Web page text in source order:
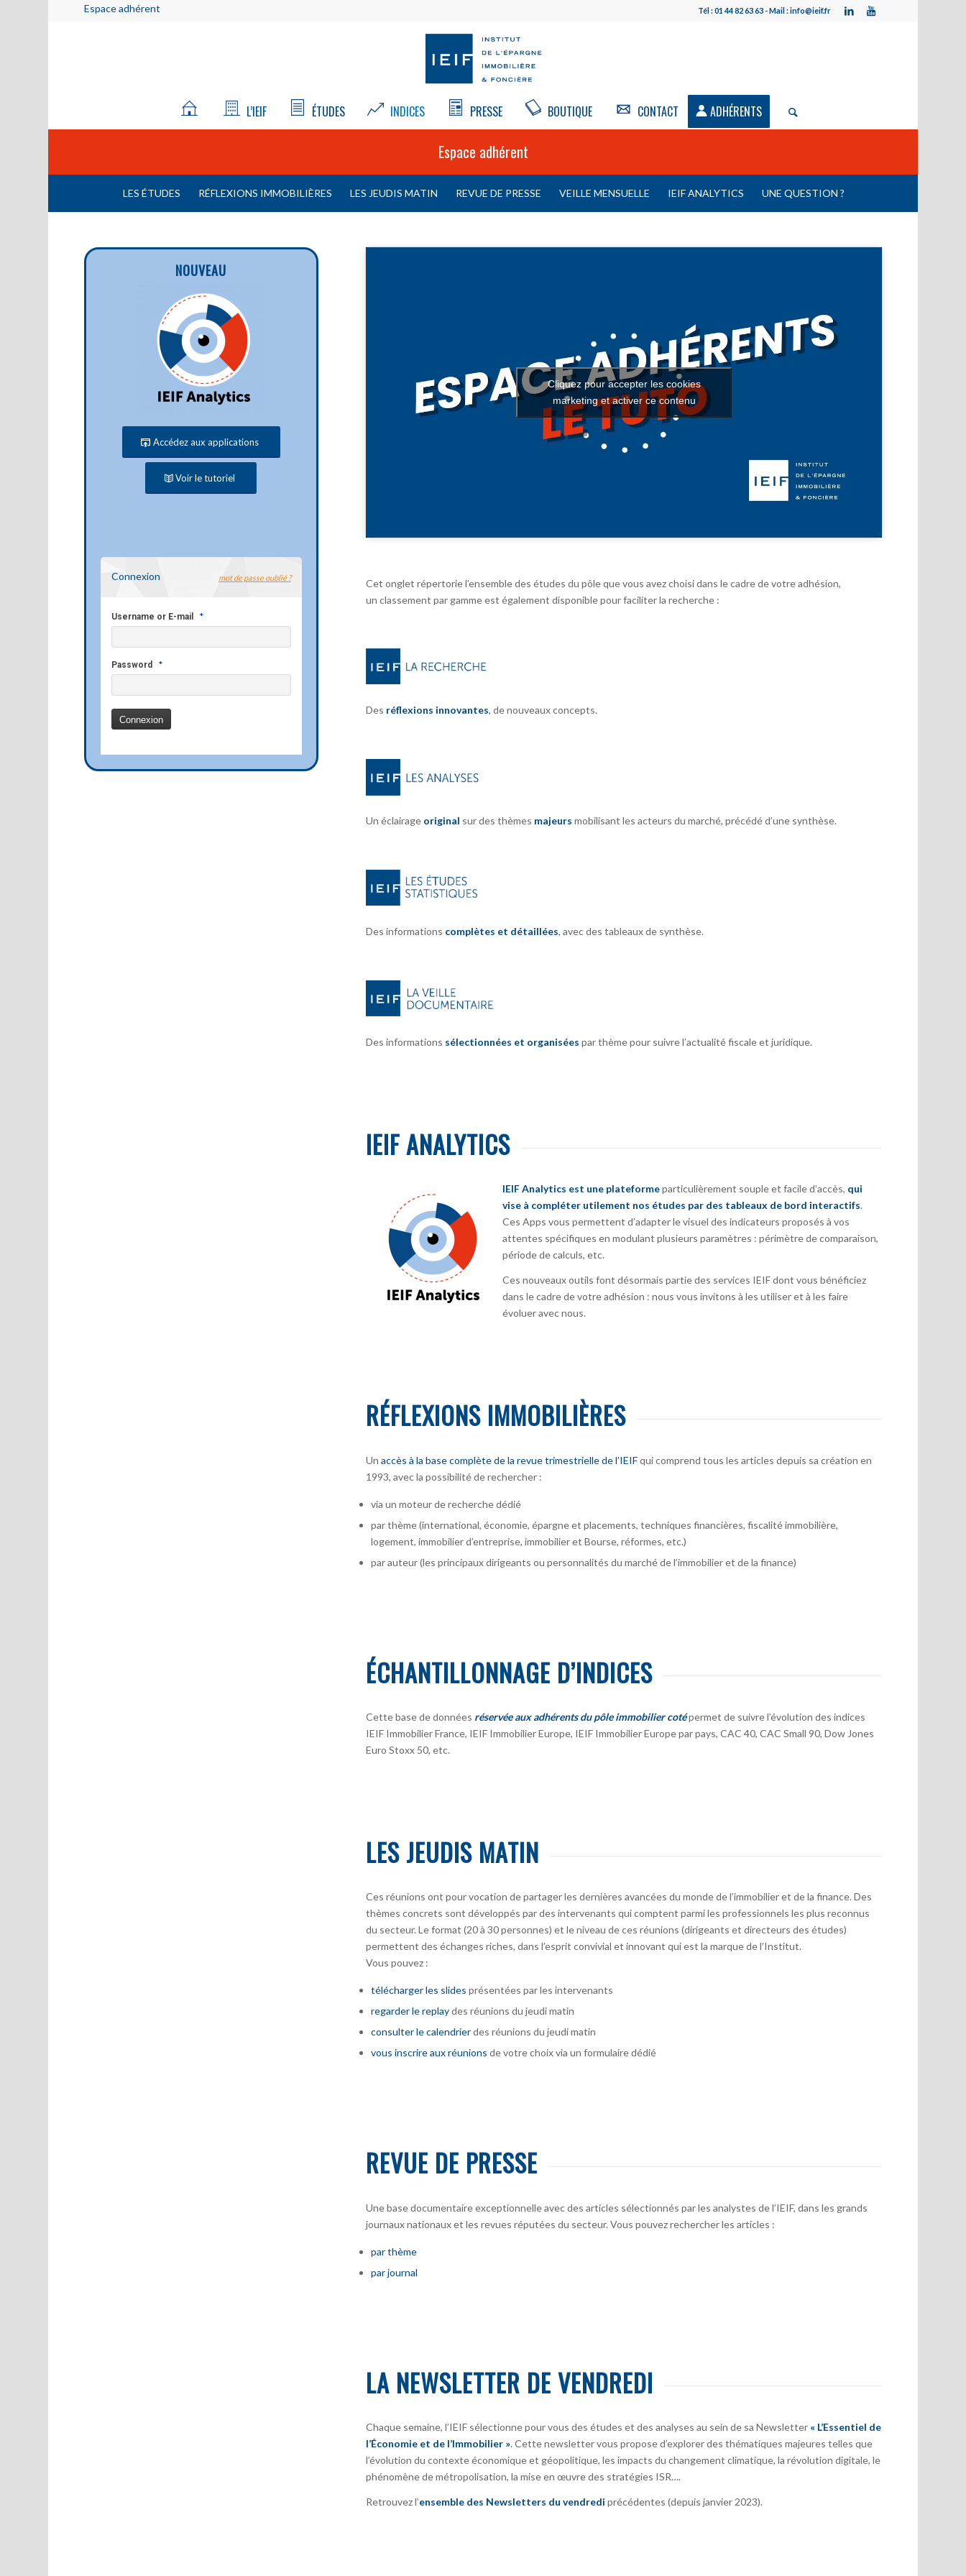
Espace adhérent Tél : 01 44 82 63 63 - Mail : info@ieif.fr
L’IEIF ÉTUDES INDICES PRESSE BOUTIQUE CONTACT ADHÉRENTS
Espace adhérent
LES ÉTUDES RÉFLEXIONS IMMOBILIÈRES LES JEUDIS MATIN REVUE DE PRESSE VEILLE MENSUELLE IEIF ANALYTICS UNE QUESTION ?
NOUVEAU
Accédez aux applications
Voir le tutoriel
Connexion mot de passe oublié ?
Username or E-mail *
Password *
Cliquez pour accepter les cookies
marketing et activer ce contenu
Cet onglet répertorie l’ensemble des études du pôle que vous avez choisi dans le cadre de votre adhésion,
un classement par gamme est également disponible pour faciliter la recherche :
Des réflexions innovantes, de nouveaux concepts.
Un éclairage original sur des thèmes majeurs mobilisant les acteurs du marché, précédé d’une synthèse.
Des informations complètes et détaillées, avec des tableaux de synthèse.
Des informations sélectionnées et organisées par thème pour suivre l’actualité fiscale et juridique.
IEIF ANALYTICS
IEIF Analytics est une plateformeparticulièrement souple et facile d’accès, qui
vise à compléter utilement nos études par des tableaux de bord interactifs.
Ces Apps vous permettent d’adapter le visuel des indicateurs proposés à vos
attentes spécifiques en modulant plusieurs paramètres : périmètre de comparaison,
période de calculs, etc.
Ces nouveaux outils font désormais partie des services IEIF dont vous bénéficiez
dans le cadre de votre adhésion : nous vous invitons à les utiliser et à les faire
évoluer avec nous.
RÉFLEXIONS IMMOBILIÈRES
Unaccès à la base complète de la revue trimestrielle de l’IEIFqui comprend tous les articles depuis sa création en
1993, avec la possibilité de rechercher :
via un moteur de recherche dédié
par thème (international, économie, épargne et placements, techniques financières, fiscalité immobilière,
logement, immobilier d’entreprise, immobilier et Bourse, réformes, etc.)
par auteur(les principaux dirigeants ou personnalités du marché de l’immobilier et de la finance)
ÉCHANTILLONNAGE D’INDICES
Cette base de données réservée aux adhérents du pôle immobilier cotépermet de suivre l’évolution des indices
IEIF Immobilier France, IEIF Immobilier Europe, IEIF Immobilier Europe par pays, CAC 40, CAC Small 90, Dow Jones
Euro Stoxx 50, etc.
LES JEUDIS MATIN
Ces réunions ont pour vocation de partager les dernières avancées du monde de l’immobilier et de la finance. Des
thèmes concrets sont développés par des intervenants qui comptent parmi les professionnels les plus reconnus
du secteur. Le format (20 à 30 personnes) et le niveau de ces réunions (dirigeants et directeurs des études)
permettent des échanges riches, dans l’esprit convivial et innovant qui est la marque de l’Institut.
Vous pouvez :
téléchargerles slides présentées par les intervenants
regarder le replaydes réunions du jeudi matin
consulter le calendrierdes réunions du jeudi matin
vous inscrireaux réunions de votre choix via un formulaire dédié
REVUE DE PRESSE
Une base documentaire exceptionnelle avec des articles sélectionnés par les analystes de l’IEIF, dans les grands
journaux nationaux et les revues réputées du secteur. Vous pouvez rechercher les articles :
par thème
par journal
LA NEWSLETTER DE VENDREDI
Chaque semaine, l’IEIF sélectionne pour vous des études et des analyses au sein de sa Newsletter « L’Essentiel de
l’Économie et de l’Immobilier ». Cette newsletter vous propose d’explorer des thématiques majeures telles que
l’évolution du contexte économique et géopolitique, les impacts du changement climatique, la révolution digitale, le
phénomène de métropolisation, la mise en œuvre des stratégies ISR….
Retrouvez l’ensemble des Newsletters du vendredi précédentes (depuis janvier 2023).